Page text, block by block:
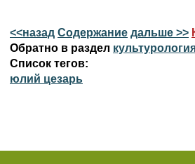
<<назад Содержание дальше >>
Обратно в раздел
Список тегов:
юлий цезарь